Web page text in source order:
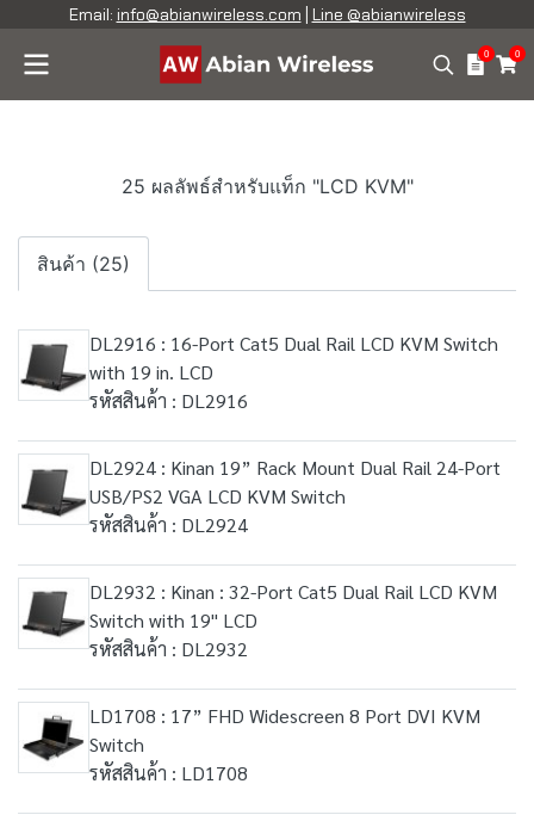
Email: info@abianwireless.com Line @abianwireless
0 0
25 ผลลัพธ์สำหรับแท็ก "LCD KVM"
สินค้า (25)
DL2916 : 16-Port Cat5 Dual Rail LCD KVM Switch
with 19 in. LCD
รหัสสินค้า : DL2916
DL2924 : Kinan 19” Rack Mount Dual Rail 24-Port
USB/PS2 VGA LCD KVM Switch
รหัสสินค้า : DL2924
DL2932 : Kinan : 32-Port Cat5 Dual Rail LCD KVM
Switch with 19" LCD
รหัสสินค้า : DL2932
LD1708 : 17” FHD Widescreen 8 Port DVI KVM
Switch
รหัสสินค้า : LD1708